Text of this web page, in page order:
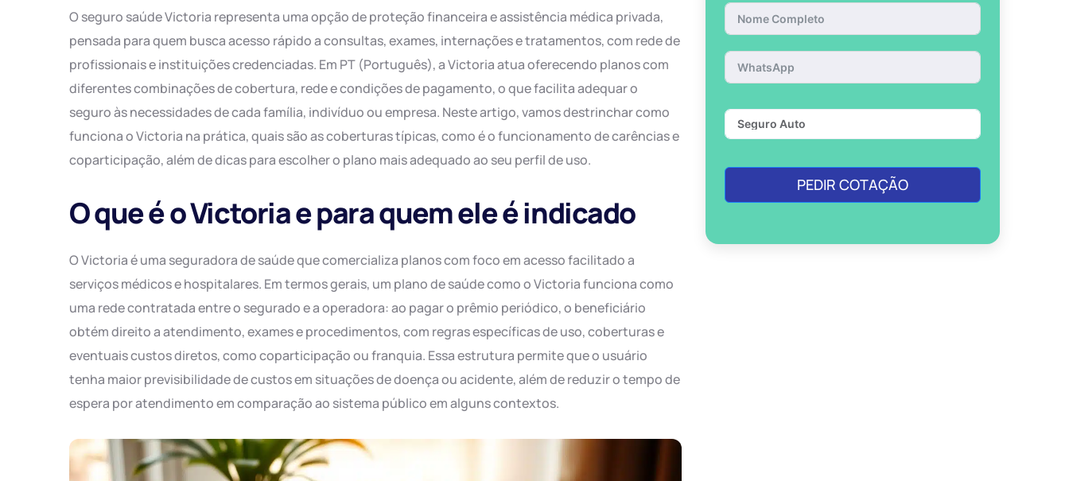
O seguro saúde Victoria representa uma opção de proteção financeira e assistência médica privada,
pensada para quem busca acesso rápido a consultas, exames, internações e tratamentos, com rede de
profissionais e instituições credenciadas. Em PT (Português), a Victoria atua oferecendo planos com
diferentes combinações de cobertura, rede e condições de pagamento, o que facilita adequar o
seguro às necessidades de cada família, indivíduo ou empresa. Neste artigo, vamos destrinchar como
funciona o Victoria na prática, quais são as coberturas típicas, como é o funcionamento de carências e
coparticipação, além de dicas para escolher o plano mais adequado ao seu perfil de uso.
O que é o Victoria e para quem ele é indicado
O Victoria é uma seguradora de saúde que comercializa planos com foco em acesso facilitado a
serviços médicos e hospitalares. Em termos gerais, um plano de saúde como o Victoria funciona como
uma rede contratada entre o segurado e a operadora: ao pagar o prêmio periódico, o beneficiário
obtém direito a atendimento, exames e procedimentos, com regras específicas de uso, coberturas e
eventuais custos diretos, como coparticipação ou franquia. Essa estrutura permite que o usuário
tenha maior previsibilidade de custos em situações de doença ou acidente, além de reduzir o tempo de
espera por atendimento em comparação ao sistema público em alguns contextos.
PEDIR COTAÇÃO